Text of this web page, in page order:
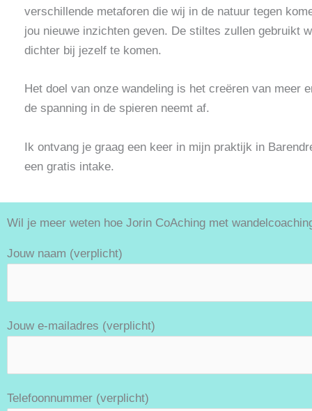
verschillende metaforen die wij in de natuur tegen
jou nieuwe inzichten geven. De stiltes zullen gebruikt
dichter bij jezelf te komen.
Het doel van onze wandeling is het creëren van meer
de spanning in de spieren neemt af.
Ik ontvang je graag een keer in mijn praktijk in
een gratis intake.
Wil je meer weten hoe Jorin CoAching met
Jouw naam (verplicht)
Jouw e-mailadres (verplicht)
Telefoonnummer (verplicht)